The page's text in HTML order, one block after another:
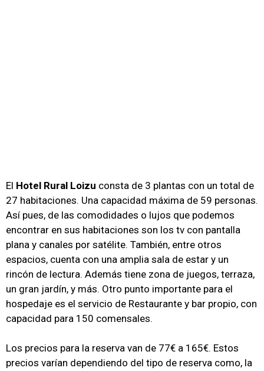
El Hotel Rural Loizu consta de 3 plantas con un total de
27 habitaciones. Una capacidad máxima de 59 personas.
Así pues, de las comodidades o lujos que podemos
encontrar en sus habitaciones son los tv con pantalla
plana y canales por satélite. También, entre otros
espacios, cuenta con una amplia sala de estar y un
rincón de lectura. Además tiene zona de juegos, terraza,
un gran jardín, y más. Otro punto importante para el
hospedaje es el servicio de Restaurante y bar propio, con
capacidad para 150 comensales.
Los precios para la reserva van de 77€ a 165€. Estos
precios varían dependiendo del tipo de reserva como, la